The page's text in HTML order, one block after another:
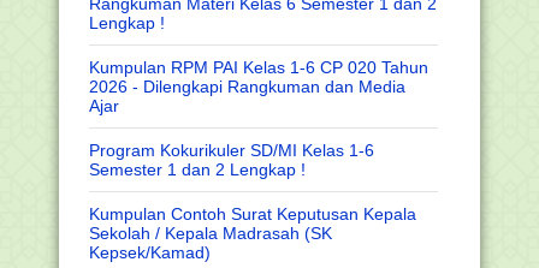
Lengkap !
Kumpulan RPM PAI Kelas 1-6 CP 020 Tahun
2026 - Dilengkapi Rangkuman dan Media
Ajar
Program Kokurikuler SD/MI Kelas 1-6
Semester 1 dan 2 Lengkap !
Kumpulan Contoh Surat Keputusan Kepala
Sekolah / Kepala Madrasah (SK
Kepsek/Kamad)